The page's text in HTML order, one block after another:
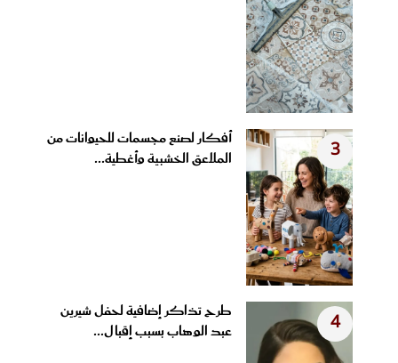
3
أفكار لصنع مجسمات للحيوانات من
الملاعق الخشبية وأغطية...
4
طرح تذاكر إضافية لحفل شيرين
عبد الوهاب بسبب إقبال...